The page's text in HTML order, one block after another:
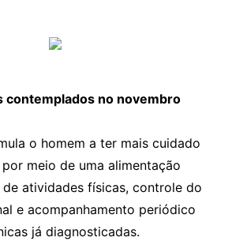
contemplados no novembro
o homem a ter mais cuidado
meio de uma alimentação
atividades físicas, controle do
e acompanhamento periódico
já diagnosticadas.